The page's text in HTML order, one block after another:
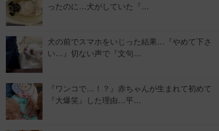
ったのに…犬がしていた『…
犬の前でスマホをいじった結果…『やめて下さ
い…』切ない声で『文句…
『ワンコで…！？』赤ちゃんが生まれて初めて
『大爆笑』した理由…平…